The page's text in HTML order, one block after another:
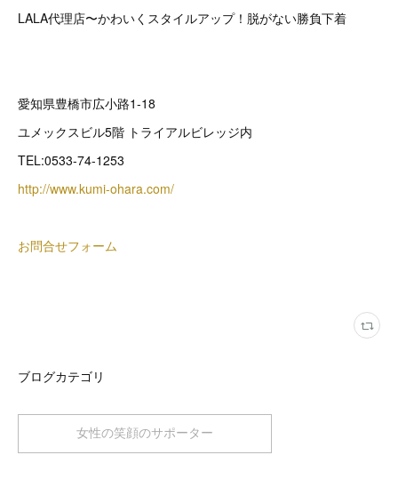
LALA代理店〜かわいくスタイルアップ！脱がない勝負下着
愛知県豊橋市広小路1-18
ユメックスビル5階 トライアルビレッジ内
TEL:0533-74-1253
http://www.kumi-ohara.com/
お問合せフォーム
ブログカテゴリ
女性の笑顔のサポーター